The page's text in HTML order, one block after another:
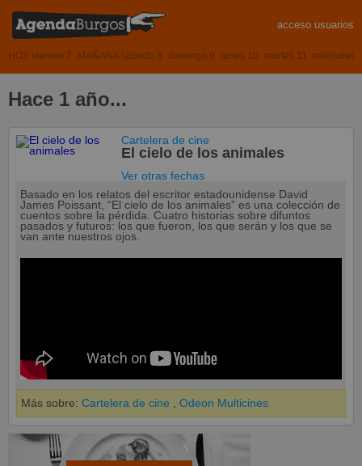
acceso usuarios
HOY viernes 7 MAÑANA sábado 8 domingo 9 lunes 10 martes 11 miércoles
Hace 1 año...
Cartelera de cine
El cielo de los animales
Ver otras fechas
Basado en los relatos del escritor estadounidense David
James Poissant, “El cielo de los animales” es una colección de
cuentos sobre la pérdida. Cuatro historias sobre difuntos
pasados y futuros: los que fueron, los que serán y los que se
van ante nuestros ojos.
Más sobre: Cartelera de cine Odeon Multicines